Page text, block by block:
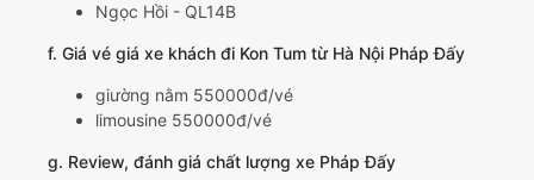
Ngọc Hồi - QL14B
f. Giá vé giá xe khách đi Kon Tum từ Hà Nội Pháp Đấy
giường nằm 550000đ/vé
limousine 550000đ/vé
g. Review, đánh giá chất lượng xe Pháp Đấy